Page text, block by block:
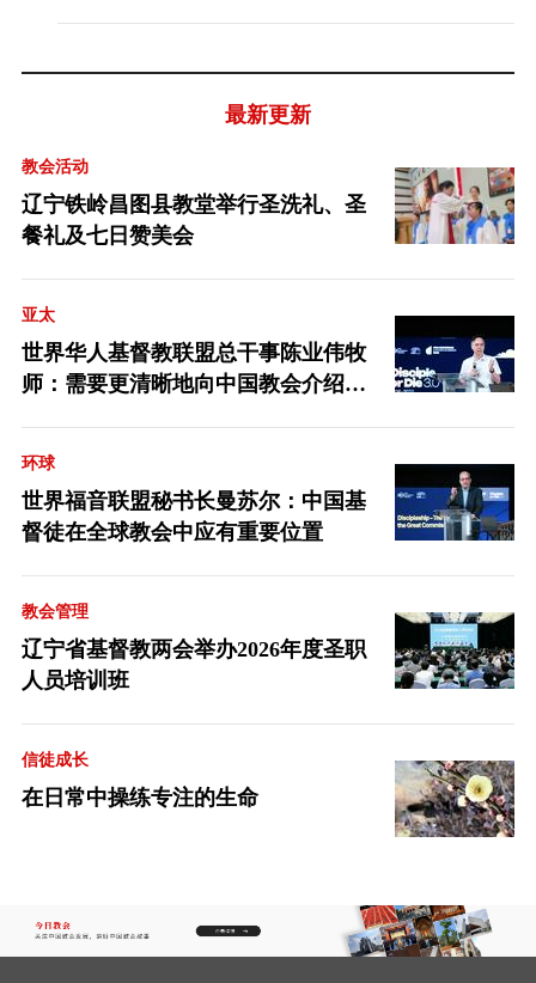
最新更新
教会活动
辽宁铁岭昌图县教堂举行圣洗礼、圣
餐礼及七日赞美会
亚太
世界华人基督教联盟总干事陈业伟牧
师：需要更清晰地向中国教会介绍福
环球
世界福音联盟秘书长曼苏尔：中国基
督徒在全球教会中应有重要位置
教会管理
辽宁省基督教两会举办2026年度圣职
人员培训班
信徒成长
在日常中操练专注的生命